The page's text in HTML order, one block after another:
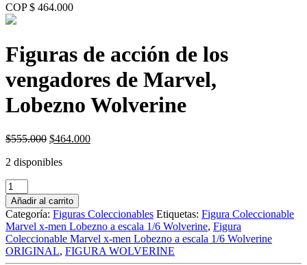
COP $ 464.000
Figuras de acción de los
vengadores de Marvel,
Lobezno Wolverine
$555.000 Original
was:
$464.000Current
2 disponibles
Figuras
de
acción
de
los
vengadores
de
Añadir al carrito
Categoría: Figuras Coleccionables Etiquetas: Figura Coleccionable
Marvel x-men Lobezno a escala 1/6 Wolverine, Figura
Coleccionable Marvel x-men Lobezno a escala 1/6 Wolverine
ORIGINAL, FIGURA WOLVERINE